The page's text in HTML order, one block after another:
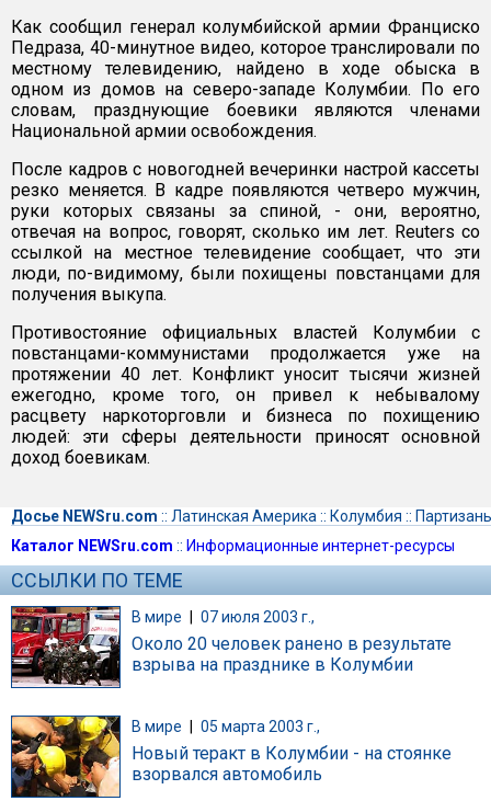
Как сообщил генерал колумбийской армии Франциско
Педраза, 40-минутное видео, которое транслировали по
местному телевидению, найдено в ходе обыска в
одном из домов на северо-западе Колумбии. По его
словам, празднующие боевики являются членами
Национальной армии освобождения.
После кадров с новогодней вечеринки настрой кассеты
резко меняется. В кадре появляются четверо мужчин,
руки которых связаны за спиной, - они, вероятно,
отвечая на вопрос, говорят, сколько им лет. Rеuters со
ссылкой на местное телевидение сообщает, что эти
люди, по-видимому, были похищены повстанцами для
получения выкупа.
Противостояние официальных властей Колумбии с
повстанцами-коммунистами продолжается уже на
протяжении 40 лет. Конфликт уносит тысячи жизней
ежегодно, кроме того, он привел к небывалому
расцвету наркоторговли и бизнеса по похищению
людей: эти сферы деятельности приносят основной
доход боевикам.
Досье NEWSru.com :: Латинская Америка :: Колумбия ::
Каталог NEWSru.com :: Информационные интернет-ресурсы
ССЫЛКИ ПО ТЕМЕ
В мире | 07 июля 2003 г.,
Около 20 человек ранено в результате
взрыва на празднике в Колумбии
В мире 05 марта 2003 г.,
Новый теракт в Колумбии - на стоянке
взорвался автомобиль